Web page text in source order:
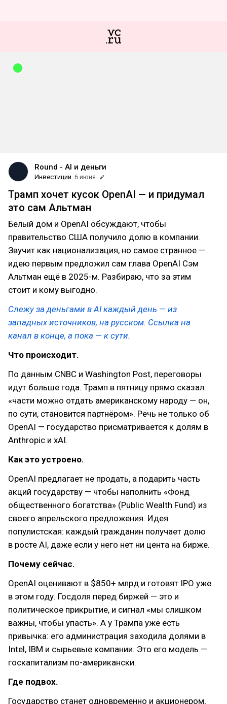
Round - АI и деньги
Инвестиции 6 июня
Трамп хочет кусок OpenAI — и придумал
это сам Альтман
Белый дом и OpenAI обсуждают, чтобы
правительство США получило долю в компании.
Звучит как национализация, но самое странное —
идею первым предложил сам глава OpenAI Сэм
Альтман ещё в 2025-м. Разбираю, что за этим
стоит и кому выгодно.
Слежу за деньгами в AI каждый день — из
западных источников, на русском. Ссылка на
канал в конце, а пока — к сути.
Что происходит.
По данным CNBC и Washington Post, переговоры
идут больше года. Трамп в пятницу прямо сказал:
«части можно отдать американскому народу — он,
по сути, становится партнёром». Речь не только об
OpenAI — государство присматривается к долям в
Anthropic и xAI.
Как это устроено.
OpenAI предлагает не продать, а подарить часть
акций государству — чтобы наполнить «Фонд
общественного богатства» (Public Wealth Fund) из
своего апрельского предложения. Идея
популистская: каждый гражданин получает долю
в росте AI, даже если у него нет ни цента на бирже.
Почему сейчас.
OpenAI оценивают в $850+ млрд и готовят IPO уже
в этом году. Госдоля перед биржей — это и
политическое прикрытие, и сигнал «мы слишком
важны, чтобы упасть». А у Трампа уже есть
привычка: его администрация заходила долями в
Intel, IBM и сырьевые компании. Это его модель —
госкапитализм по-американски.
Где подвох.
Государство станет одновременно и акционером,